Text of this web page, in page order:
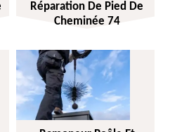
Réparation De Pied De
Cheminée 74